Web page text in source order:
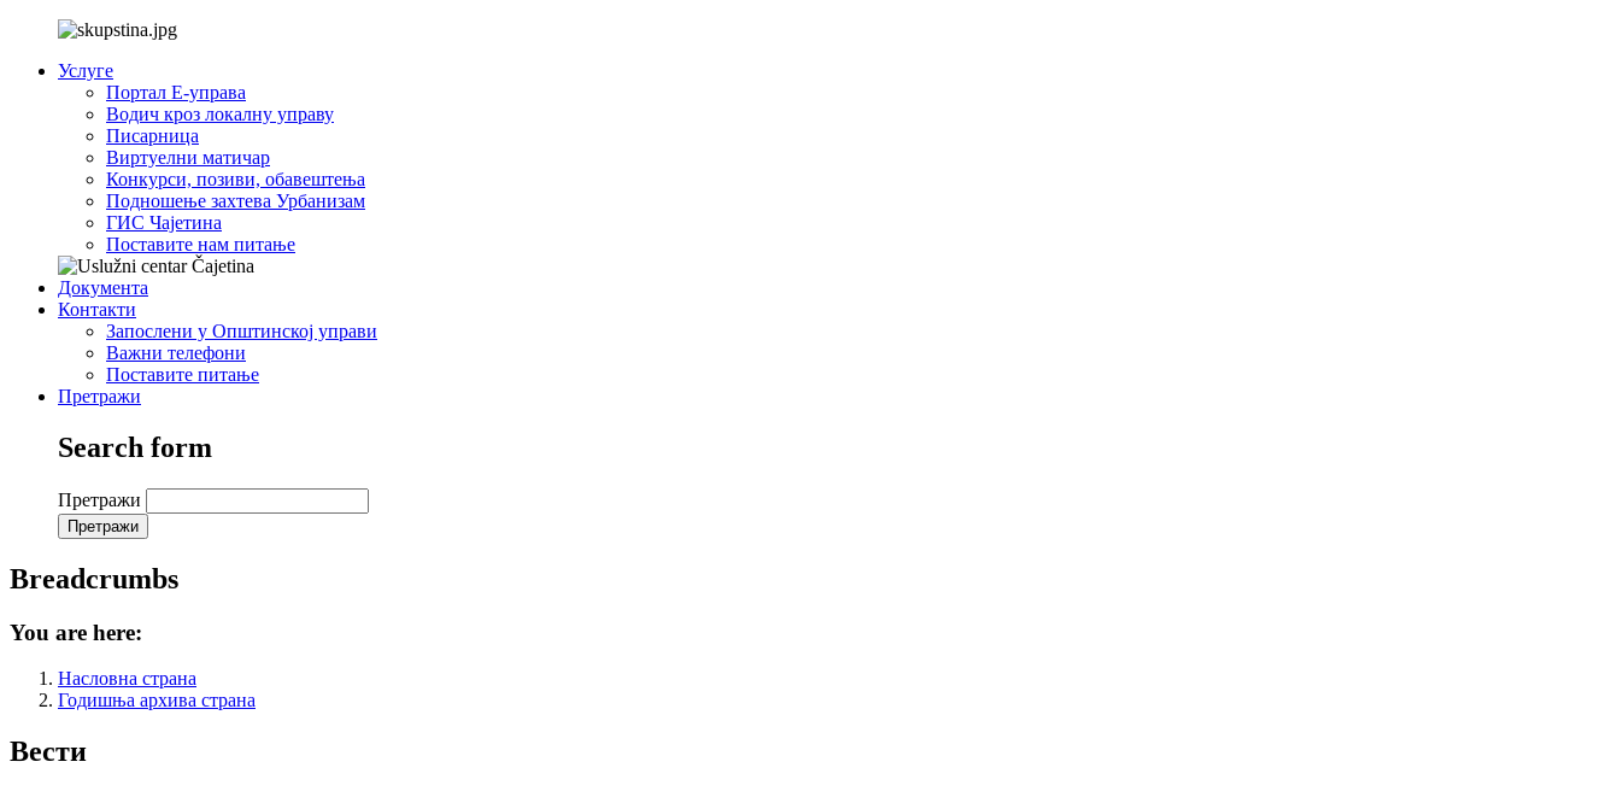
Услуге
Портал Е-управа
Водич кроз локалну управу
Писарница
Виртуелни матичар
Конкурси, позиви, обавештења
Подношење захтева Урбанизам
ГИС Чајетина
Поставите нам питање
Документа
Контакти
Запослени у Општинској управи
Важни телефони
Поставите питање
Претражи
Search form
Претражи
Breadcrumbs
You are here:
Насловна страна
Годишња архива страна
Вести